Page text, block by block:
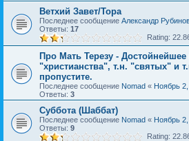
Ветхий Завет/Тора
Последнее сообщение Александр
Ответы: 17
Rating:
Про Мать Терезу - Достойнейшее
"христианства", т.н. "святых" и
пропустите.
Последнее сообщение Nomad « Ноябрь
Ответы: 3
Суббота (Шаббат)
Последнее сообщение Nomad « Ноябрь
Ответы: 9
Rating: